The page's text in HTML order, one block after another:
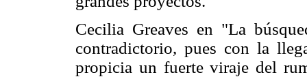
Cecilia Greaves en "La
contradictorio, pues con la
propicia un fuerte viraje del